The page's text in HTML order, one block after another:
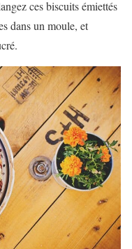
ces biscuits émiettés
dans un moule, et